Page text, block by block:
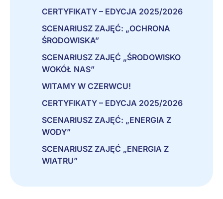
CERTYFIKATY – EDYCJA 2025/2026
SCENARIUSZ ZAJĘĆ: „OCHRONA
ŚRODOWISKA”
SCENARIUSZ ZAJĘĆ „ŚRODOWISKO
WOKÓŁ NAS”
WITAMY W CZERWCU!
CERTYFIKATY – EDYCJA 2025/2026
SCENARIUSZ ZAJĘĆ: „ENERGIA Z
WODY”
SCENARIUSZ ZAJĘĆ „ENERGIA Z
WIATRU”